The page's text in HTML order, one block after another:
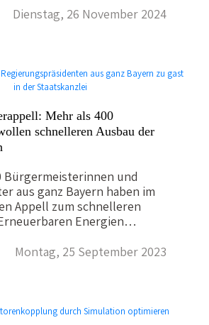
Verbraucherschutz Thorsten
Klimaschutz
Dar darunter befanden sich
Wunsiedel, die von der
Nordbayern fachlich
Der European Energy
für die kommunale
das sich bereits in
als wichtiges
eine…
Dienstag, 26 November 2024
Mehr als 400
schnelleren Ausbau der
Bürgermeisterinnen und
aus ganz Bayern haben im
Appell zum schnelleren
Energien
Energiewende
in der Bayerischen
Montag, 25 September 2023